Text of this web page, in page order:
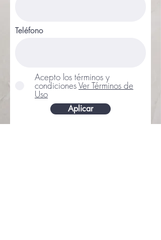
Teléfono
Acepto los términos y
condicionesVer Términos de
Uso
Aplicar